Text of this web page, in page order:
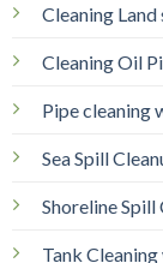
Cleaning
Cleaning Oil
Pipe cleaning
Sea Spill
Shoreline
Tank